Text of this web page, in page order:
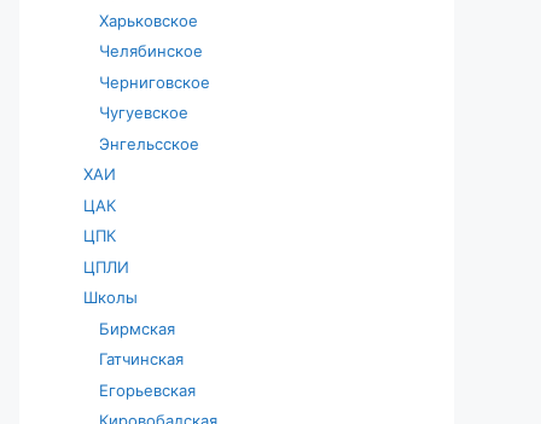
Харьковское
Челябинское
Черниговское
Чугуевское
Энгельсское
ХАИ
ЦАК
ЦПК
ЦПЛИ
Школы
Бирмская
Гатчинская
Егорьевская